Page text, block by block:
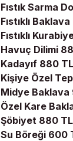
Fıstık Sarma
Fıstıklı
Fıstıklı
Havuç Dilimi
Kadayıf 880 TL
Kişiye Özel
Midye Baklava
Özel Kare
Şöbiyet 880 TL
Su Böreği 600